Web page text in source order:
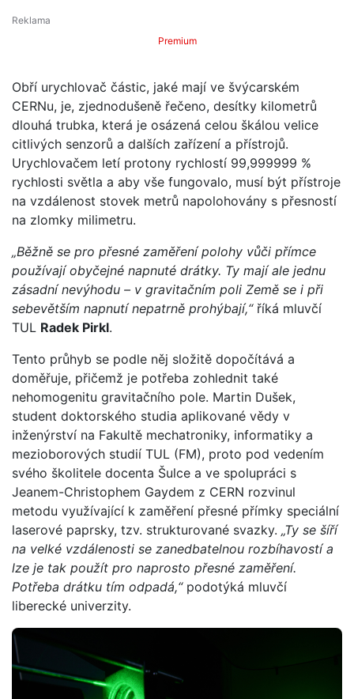
Premium
Obří urychlovač částic, jaké mají ve švýcarském
CERNu, je, zjednodušeně řečeno, desítky kilometrů
dlouhá trubka, která je osázená celou škálou velice
citlivých senzorů a dalších zařízení a přístrojů.
Urychlovačem letí protony rychlostí 99,999999 %
rychlosti světla a aby vše fungovalo, musí být přístroje
na vzdálenost stovek metrů napolohovány s přesností
na zlomky milimetru.
„Běžně se pro přesné zaměření polohy vůči přímce
používají obyčejné napnuté drátky. Ty mají ale jednu
zásadní nevýhodu – v gravitačním poli Země se i při
sebevětším napnutí nepatrně prohýbají,“říká mluvčí
TUL Radek Pirkl.
Tento průhyb se podle něj složitě dopočítává a
doměřuje, přičemž je potřeba zohlednit také
nehomogenitu gravitačního pole. Martin Dušek,
student doktorského studia aplikované vědy v
inženýrství na Fakultě mechatroniky, informatiky a
mezioborových studií TUL (FM), proto pod vedením
svého školitele docenta Šulce a ve spolupráci s
Jeanem-Christophem Gaydem z CERN rozvinul
metodu využívající k zaměření přesné přímky speciální
laserové paprsky, tzv. strukturované svazky. „Ty se šíří
na velké vzdálenosti se zanedbatelnou rozbíhavostí a
lze je tak použít pro naprosto přesné zaměření.
Potřeba drátku tím odpadá,“podotýká mluvčí
liberecké univerzity.